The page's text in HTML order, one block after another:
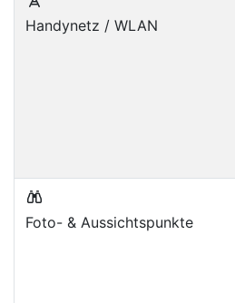
Handynetz / WLAN
Foto- & Aussichtspunkte